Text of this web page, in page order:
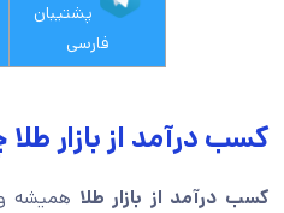
پشتیبان
فارسی
کسب درآمد از بازار
کسب درآمد از بازار طلا همیشه